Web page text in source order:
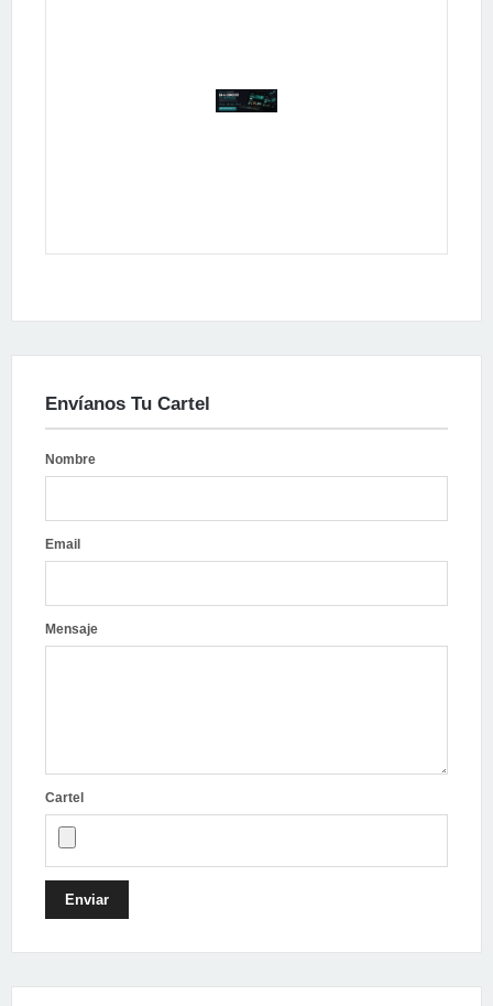
Publicidad
Envíanos Tu Cartel
Nombre
Email
Mensaje
Cartel
Enviar